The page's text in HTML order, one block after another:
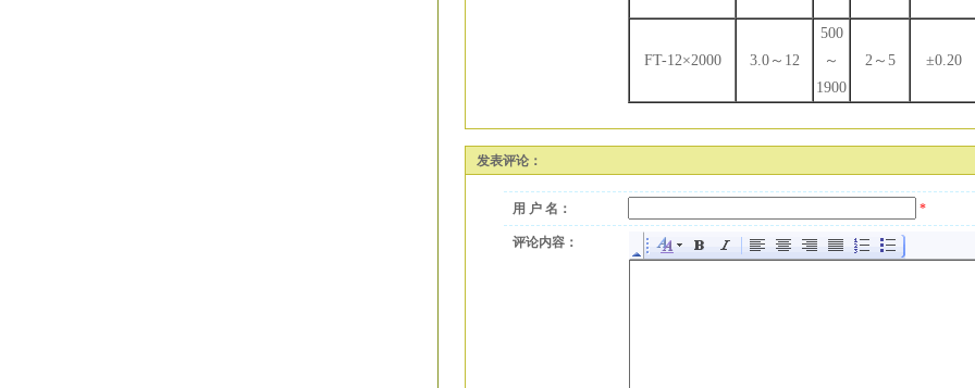
FT-12×2000 3.0～ 12
500
～
1900
2～ 5 ±0.20
发表评论：
用 户 名： *
评论内容：